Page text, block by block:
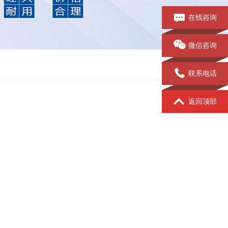
在线咨询
微信咨询
联系电话
返回顶部